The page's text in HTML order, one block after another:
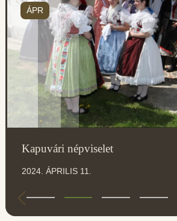
ÁPR
Kapuvári népviselet
2024. ÁPRILIS 11.